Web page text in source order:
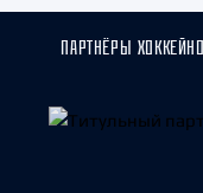
ПАРТНЁРЫ